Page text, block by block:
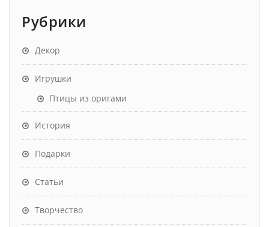
Рубрики
Декор
Игрушки
Птицы из оригами
История
Подарки
Статьи
Творчество